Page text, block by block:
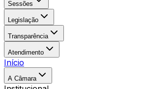
Sessões
Legislação
Transparência
Atendimento
Início
A Câmara